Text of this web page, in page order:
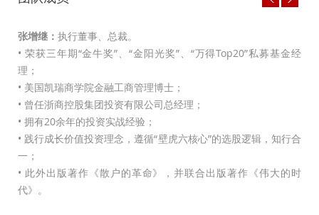
张增继： 执行董事、总裁。
• 荣获三年期“金牛奖”、“金阳光奖”、“万得Top20”私募基金经
理；
• 美国凯瑞商学院金融工商管理博士；
• 曾任浙商控股集团投资有限公司总经理；
• 拥有20余年的投资实战经验；
• 践行成长价值投资理念，遵循“壁虎六核心”的选股逻辑，知行合
一；
• 此外出版著作《散户的革命》，并联合出版著作《伟大的时
代》。